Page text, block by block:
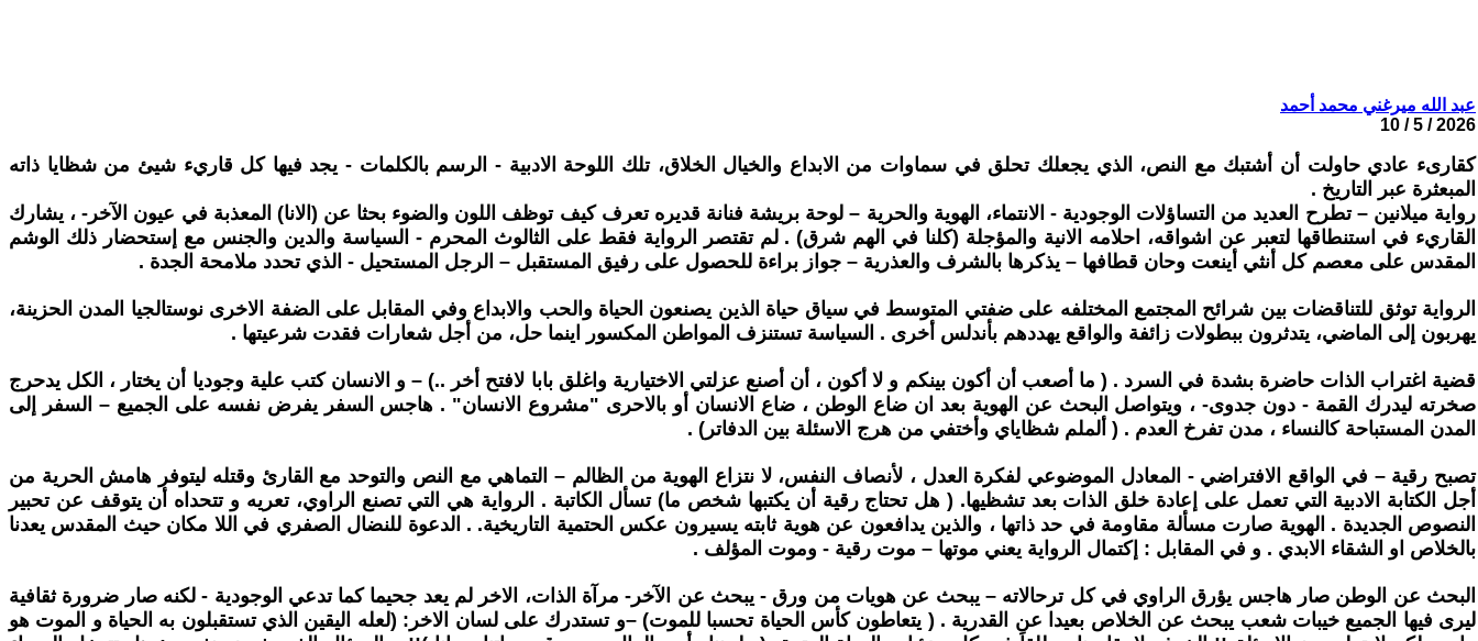
عبد الله ميرغني محمد أحمد
2026 / 5 / 10
كقارىء عادي حاولت أن أشتبك مع النص، الذي يجعلك تحلق في سماوات من الابداع والخيال الخلاق، تلك اللوحة الادبية - الرسم بالكلمات - يجد فيها كل قاريء شيئ من شظايا ذاته
المبعثرة عبر التاريخ .
رواية ميلانين – تطرح العديد من التساؤلات الوجودية - الانتماء، الهوية والحرية – لوحة بريشة فنانة قديره تعرف كيف توظف اللون والضوء بحثا عن (الانا) المعذبة في عيون الآخر- ، يشارك
القاريء في استنطاقها لتعبر عن اشواقه، احلامه الانية والمؤجلة (كلنا في الهم شرق) . لم تقتصر الرواية فقط على الثالوث المحرم - السياسة والدين والجنس مع إستحضار ذلك الوشم
المقدس على معصم كل أنثي أينعت وحان قطافها – يذكرها بالشرف والعذرية – جواز براءة للحصول على رفيق المستقبل – الرجل المستحيل - الذي تحدد ملامحة الجدة .
الرواية توثق للتناقضات بين شرائح المجتمع المختلفه على ضفتي المتوسط في سياق حياة الذين يصنعون الحياة والحب والابداع وفي المقابل على الضفة الاخرى نوستالجيا المدن الحزينة،
يهربون إلى الماضي، يتدثرون ببطولات زائفة والواقع يهددهم بأندلس أخرى . السياسة تستنزف المواطن المكسور اينما حل، من أجل شعارات فقدت شرعيتها .
قضية اغتراب الذات حاضرة بشدة في السرد . ( ما أصعب أن أكون بينكم و لا أكون ، أن أصنع عزلتي الاختيارية واغلق بابا لافتح أخر ..) – و الانسان كتب علية وجوديا أن يختار ، الكل يدحرج
صخرته ليدرك القمة - دون جدوى- ، ويتواصل البحث عن الهوية بعد ان ضاع الوطن ، ضاع الانسان أو بالاحرى "مشروع الانسان" . هاجس السفر يفرض نفسه على الجميع – السفر إلى
المدن المستباحة كالنساء ، مدن تفرخ العدم . ( ألملم شظاياي وأختفي من هرج الاسئلة بين الدفاتر) .
تصبح رقية – في الواقع الافتراضي - المعادل الموضوعي لفكرة العدل ، لأنصاف النفس، لا نتزاع الهوية من الظالم – التماهي مع النص والتوحد مع القارئ وقتله ليتوفر هامش الحرية من
أجل الكتابة الادبية التي تعمل على إعادة خلق الذات بعد تشظيها. ( هل تحتاج رقية أن يكتبها شخص ما) تسأل الكاتبة . الرواية هي التي تصنع الراوي، تعريه و تتحداه أن يتوقف عن تحبير
النصوص الجديدة . الهوية صارت مسألة مقاومة في حد ذاتها ، والذين يدافعون عن هوية ثابته يسيرون عكس الحتمية التاريخية. . الدعوة للنضال الصفري في اللا مكان حيث المقدس يعدنا
بالخلاص او الشقاء الابدي . و في المقابل : إكتمال الرواية يعني موتها – موت رقية - وموت المؤلف .
البحث عن الوطن صار هاجس يؤرق الراوي في كل ترحالاته – يبحث عن هويات من ورق - يبحث عن الآخر- مرآة الذات، الاخر لم يعد جحيما كما تدعي الوجودية - لكنه صار ضرورة ثقافية
ليرى فيها الجميع خيبات شعب يبحث عن الخلاص بعيدا عن القدرية . ( يتعاطون كأس الحياة تحسبا للموت) –و تستدرك على لسان الاخر: (لعله اليقين الذي تستقبلون به الحياة و الموت هو